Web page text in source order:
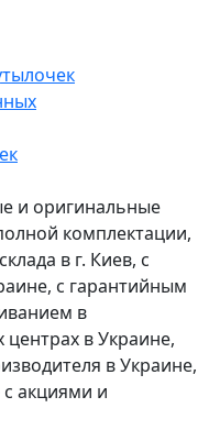
и оригинальные
комплектации,
в г. Киев, с
с гарантийным
в
в Украине,
в Украине,
акциями и